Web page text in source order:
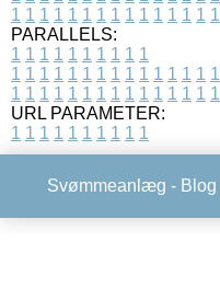
1 1 1 1 1 1 1 1 1 1 1 1 1 1 1
PARALLELS:
1 1 1 1 1 1 1 1 1 1
1 1 1 1 1 1 1 1 1 1 1 1 1 1 1
1 1 1 1 1 1 1 1 1 1 1 1 1 1 1
URL PARAMETER:
1 1 1 1 1 1 1 1 1 1
Svømmeanlæg - Blog